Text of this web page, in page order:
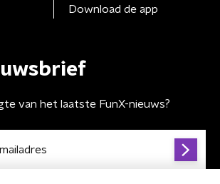
Download de app
van het laatste FunX-nieuws?